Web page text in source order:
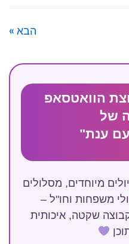
הבא »
הוואטסאפ
של
ענת"
מיוחדים, מסלולים
משפחות וחו"ל –
שקטה, איכותית